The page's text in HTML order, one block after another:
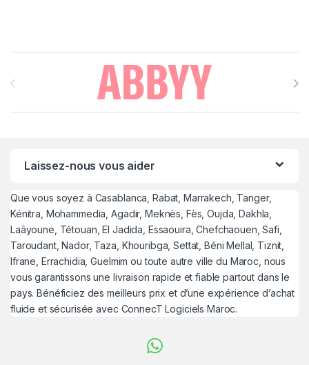
Brands Carousel
Laissez-nous vous aider
Que vous soyez à Casablanca, Rabat, Marrakech, Tanger,
Kénitra, Mohammedia, Agadir, Meknès, Fès, Oujda, Dakhla,
Laâyoune, Tétouan, El Jadida, Essaouira, Chefchaouen, Safi,
Taroudant, Nador, Taza, Khouribga, Settat, Béni Mellal, Tiznit,
Ifrane, Errachidia, Guelmim ou toute autre ville du Maroc, nous
vous garantissons une livraison rapide et fiable partout dans le
pays. Bénéficiez des meilleurs prix et d’une expérience d’achat
fluide et sécurisée avec ConnecT Logiciels Maroc.